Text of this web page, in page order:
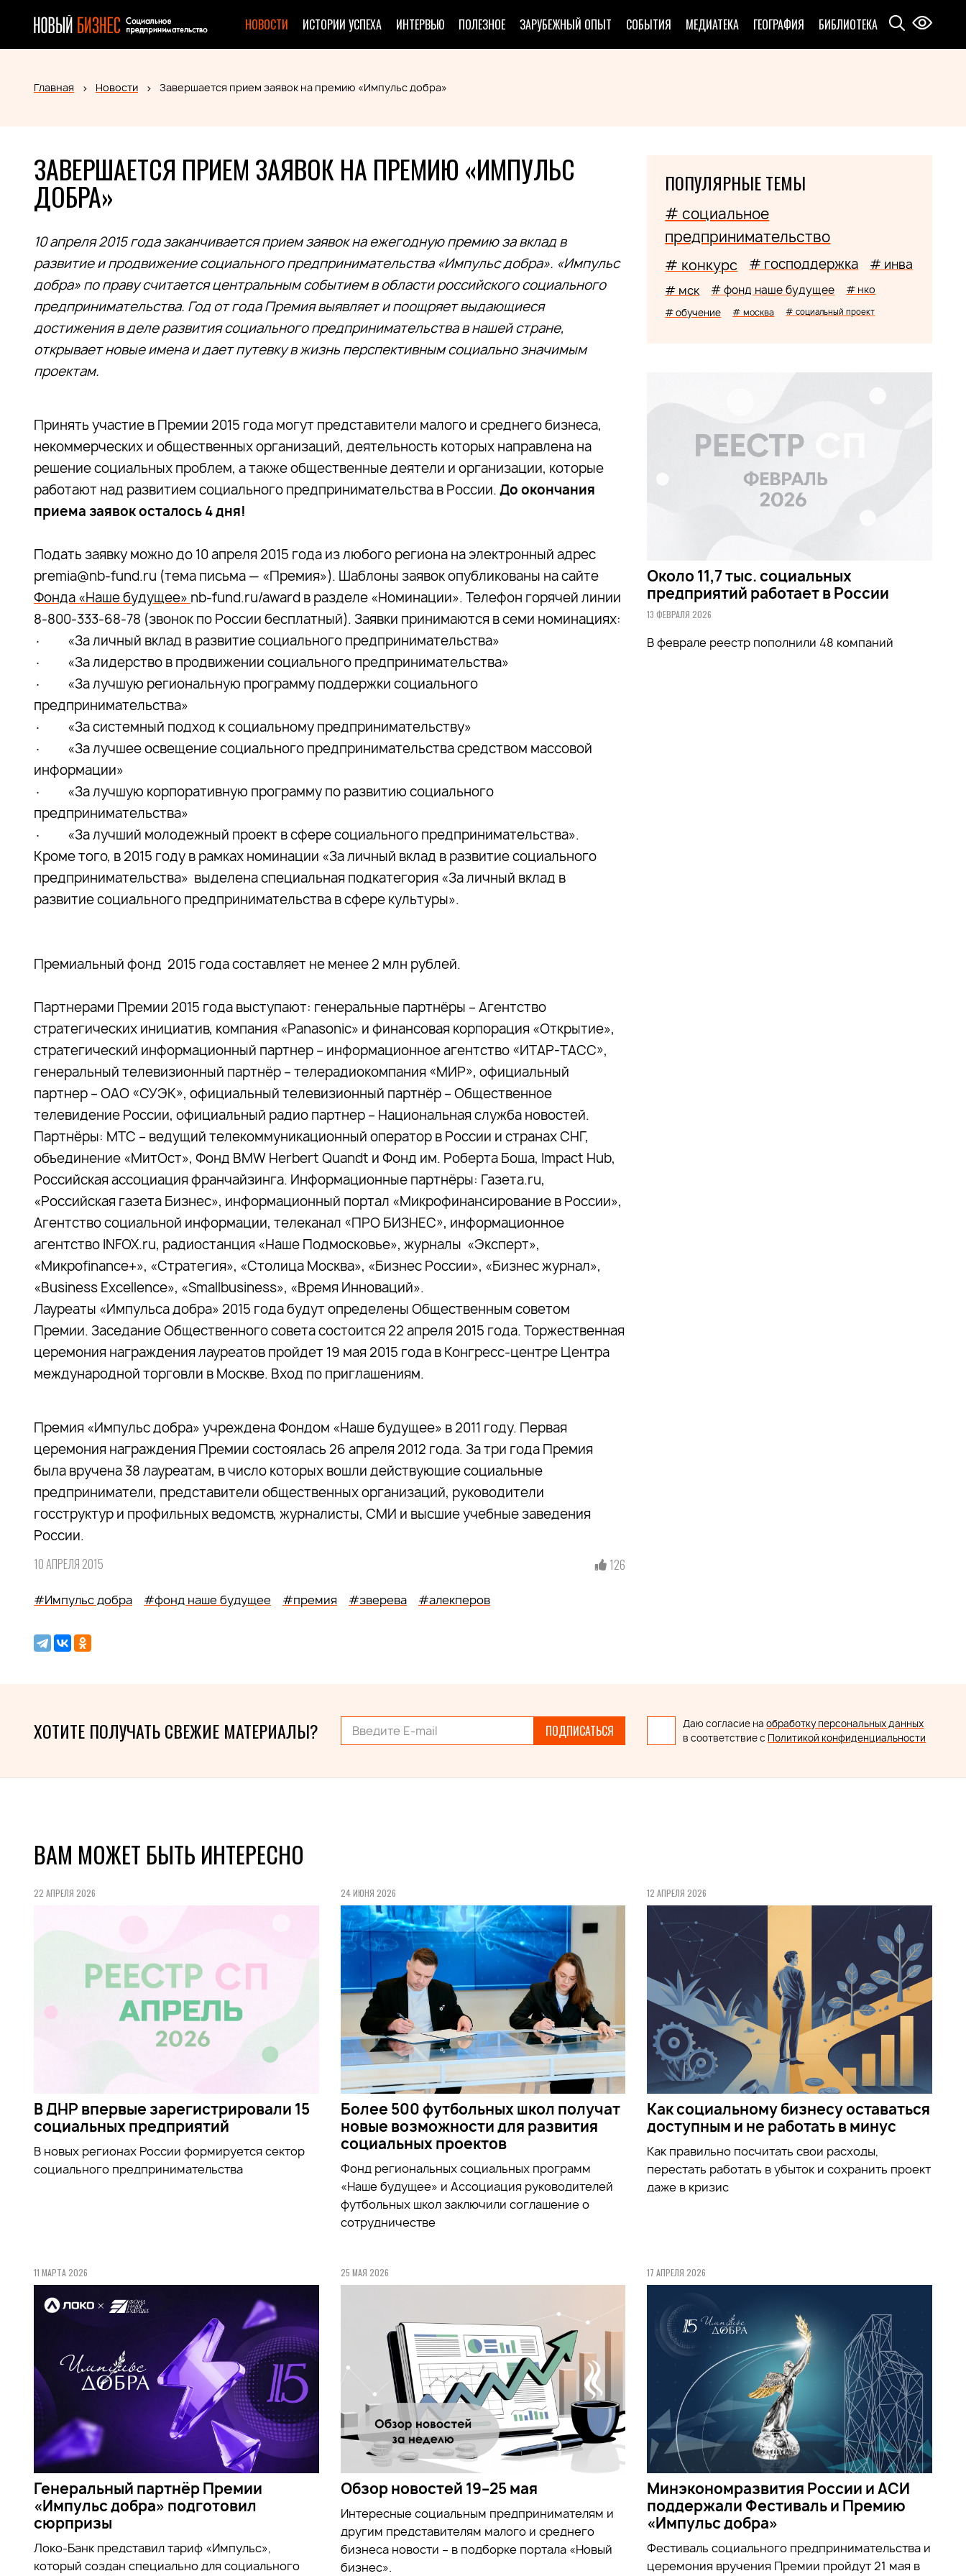
НОВОСТИ ИСТОРИИ УСПЕХА ИНТЕРВЬЮ ПОЛЕЗНОЕ ЗАРУБЕЖНЫЙ ОПЫТ СОБЫТИЯ МЕДИАТЕКА ГЕОГРАФИЯ БИБЛИОТЕКА
Главная Новости Завершается прием заявок на премию «Импульс добра»
ЗАВЕРШАЕТСЯ ПРИЕМ ЗАЯВОК НА ПРЕМИЮ «ИМПУЛЬС
ДОБРА»
10 апреля 2015 года заканчивается прием заявок на ежегодную премию за вклад в
развитие и продвижение социального предпринимательства «Импульс добра». «Импульс
добра» по праву считается центральным событием в области российского социального
предпринимательства. Год от года Премия выявляет и поощряет выдающиеся
достижения в деле развития социального предпринимательства в нашей стране,
открывает новые имена и дает путевку в жизнь перспективным социально значимым
проектам.
Принять участие в Премии 2015 года могут представители малого и среднего бизнеса,
некоммерческих и общественных организаций, деятельность которых направлена на
решение социальных проблем, а также общественные деятели и организации, которые
работают над развитием социального предпринимательства в России. До окончания
приема заявок осталось 4 дня!
Подать заявку можно до 10 апреля 2015 года из любого региона на электронный адрес
premia@nb-fund.ru (тема письма — «Премия»). Шаблоны заявок опубликованы на сайте
Фонда «Наше будущее» nb-fund.ru/award в разделе «Номинации». Телефон горячей линии
8-800-333-68-78 (звонок по России бесплатный). Заявки принимаются в семи номинациях:
· «За личный вклад в развитие социального предпринимательства»
· «За лидерство в продвижении социального предпринимательства»
· «За лучшую региональную программу поддержки социального
предпринимательства»
· «За системный подход к социальному предпринимательству»
· «За лучшее освещение социального предпринимательства средством массовой
информации»
· «За лучшую корпоративную программу по развитию социального
предпринимательства»
· «За лучший молодежный проект в сфере социального предпринимательства».
Кроме того, в 2015 году в рамках номинации «За личный вклад в развитие социального
предпринимательства» выделена специальная подкатегория «За личный вклад в
развитие социального предпринимательства в сфере культуры».
Премиальный фонд 2015 года составляет не менее 2 млн рублей.
Партнерами Премии 2015 года выступают: генеральные партнёры – Агентство
стратегических инициатив, компания «Panasonic» и финансовая корпорация «Открытие»,
стратегический информационный партнер – информационное агентство «ИТАР-ТАСС»,
генеральный телевизионный партнёр – телерадиокомпания «МИР», официальный
партнер – ОАО «СУЭК», официальный телевизионный партнёр – Общественное
телевидение России, официальный радио партнер – Национальная служба новостей.
Партнёры: МТС – ведущий телекоммуникационный оператор в России и странах СНГ,
объединение «МитОст», Фонд BMW Herbert Quandt и Фонд им. Роберта Боша, Impact Hub,
Российская ассоциация франчайзинга. Информационные партнёры: Газета.ru,
«Российская газета Бизнес», информационный портал «Микрофинансирование в России»,
Агентство социальной информации, телеканал «ПРО БИЗНЕС», информационное
агентство INFOX.ru, радиостанция «Наше Подмосковье», журналы «Эксперт»,
«Микроfinance+», «Стратегия», «Столица Москва», «Бизнес России», «Бизнес журнал»,
«Business Excellence», «Smallbusiness», «Время Инноваций».
Лауреаты «Импульса добра» 2015 года будут определены Общественным советом
Премии. Заседание Общественного совета состоится 22 апреля 2015 года. Торжественная
церемония награждения лауреатов пройдет 19 мая 2015 года в Конгресс-центре Центра
международной торговли в Москве. Вход по приглашениям.
Премия «Импульс добра» учреждена Фондом «Наше будущее» в 2011 году. Первая
церемония награждения Премии состоялась 26 апреля 2012 года. За три года Премия
была вручена 38 лауреатам, в число которых вошли действующие социальные
предприниматели, представители общественных организаций, руководители
госструктур и профильных ведомств, журналисты, СМИ и высшие учебные заведения
России.
10 АПРЕЛЯ 2015 126
#Импульс добра #фонд наше будущее #премия #зверева #алекперов
ПОПУЛЯРНЫЕ ТЕМЫ
# социальное
предпринимательство
# конкурс # господдержка # инва
# мск # фонд наше будущее # нко
# обучение # москва # социальный проект
Около 11,7 тыс. социальных
предприятий работает в России
13 ФЕВРАЛЯ 2026
В феврале реестр пополнили 48 компаний
ХОТИТЕ ПОЛУЧАТЬ СВЕЖИЕ МАТЕРИАЛЫ? ПОДПИСАТЬСЯ Даю согласие наобработку персональных данных
в соответствие с Политикой конфиденциальности
ВАМ МОЖЕТ БЫТЬ ИНТЕРЕСНО
22 АПРЕЛЯ 2026
В ДНР впервые зарегистрировали 15
социальных предприятий
В новых регионах России формируется сектор
социального предпринимательства
24 ИЮНЯ 2026
Более 500 футбольных школ получат
новые возможности для развития
социальных проектов
Фонд региональных социальных программ
«Наше будущее» и Ассоциация руководителей
футбольных школ заключили соглашение о
сотрудничестве
12 АПРЕЛЯ 2026
Как социальному бизнесу оставаться
доступным и не работать в минус
Как правильно посчитать свои расходы,
перестать работать в убыток и сохранить проект
даже в кризис
11 МАРТА 2026
Генеральный партнёр Премии
«Импульс добра» подготовил
сюрпризы
Локо-Банк представил тариф «Импульс»,
который создан специально для социального
25 МАЯ 2026
Обзор новостей 19–25 мая
Интересные социальным предпринимателям и
другим представителям малого и среднего
бизнеса новости – в подборке портала «Новый
бизнес».
17 АПРЕЛЯ 2026
Минэкономразвития России и АСИ
поддержали Фестиваль и Премию
«Импульс добра»
Фестиваль социального предпринимательства и
церемония вручения Премии пройдут 21 мая в